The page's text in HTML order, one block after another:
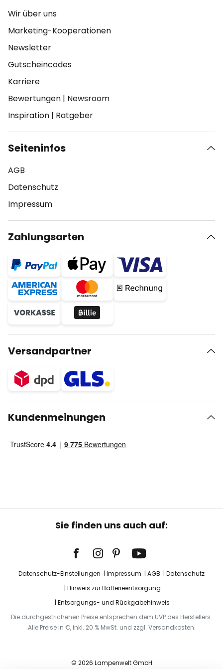
Wir über uns
Marketing-Kooperationen
Newsletter
Gutscheincodes
Karriere
Bewertungen | Newsroom
Inspiration | Ratgeber
Seiteninfos
AGB
Datenschutz
Impressum
Zahlungsarten
Versandpartner
Kundenmeinungen
Sie finden uns auch auf:
Datenschutz-Einstellungen Impressum AGB
Datenschutz
Hinweis zur Batterieentsorgung
Entsorgungs- und Rückgabehinweis
Die durchgestrichenen Preise entsprechen dem UVP des Herstellers.
Alle Preise in €, inkl. 20 % MwSt. und zzgl. Versandkosten.
© 2026 Lampenwelt GmbH